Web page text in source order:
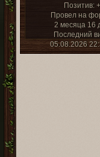
Позитив:
Провел на
2 месяца 16
Последний
05.08.2026